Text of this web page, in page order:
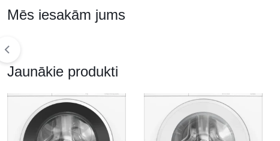
Mēs iesakām jums
Jaunākie produkti